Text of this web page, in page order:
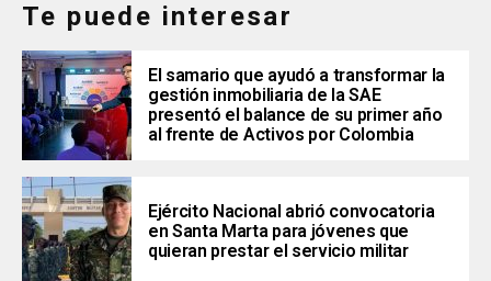
Te puede interesar
El samario que ayudó a transformar la
gestión inmobiliaria de la SAE
presentó el balance de su primer año
al frente de Activos por Colombia
Ejército Nacional abrió convocatoria
en Santa Marta para jóvenes que
quieran prestar el servicio militar